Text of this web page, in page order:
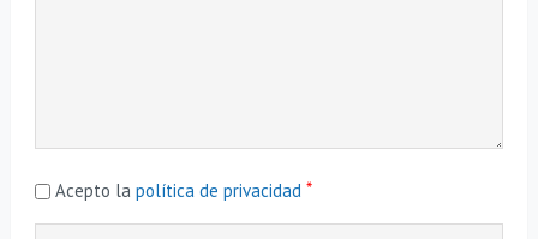
Acepto la política de privacidad *